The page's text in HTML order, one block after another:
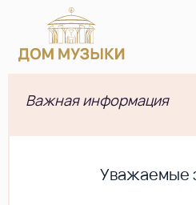
Важная информация
Уважаемые